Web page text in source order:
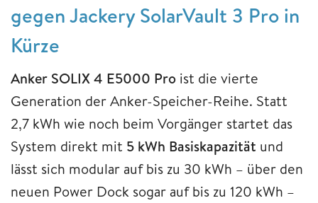
gegen Jackery SolarVault 3 Pro in
Kürze
Anker SOLIX 4 E5000 Pro ist die vierte
Generation der Anker-Speicher-Reihe. Statt
2,7 kWh wie noch beim Vorgänger startet das
System direkt mit 5 kWh Basiskapazität und
lässt sich modular auf bis zu 30 kWh – über den
neuen Power Dock sogar auf bis zu 120 kWh –